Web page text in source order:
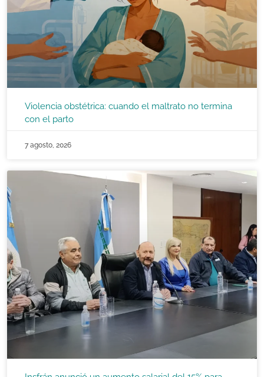
Violencia obstétrica: cuando el maltrato no termina
con el parto
7 agosto, 2026